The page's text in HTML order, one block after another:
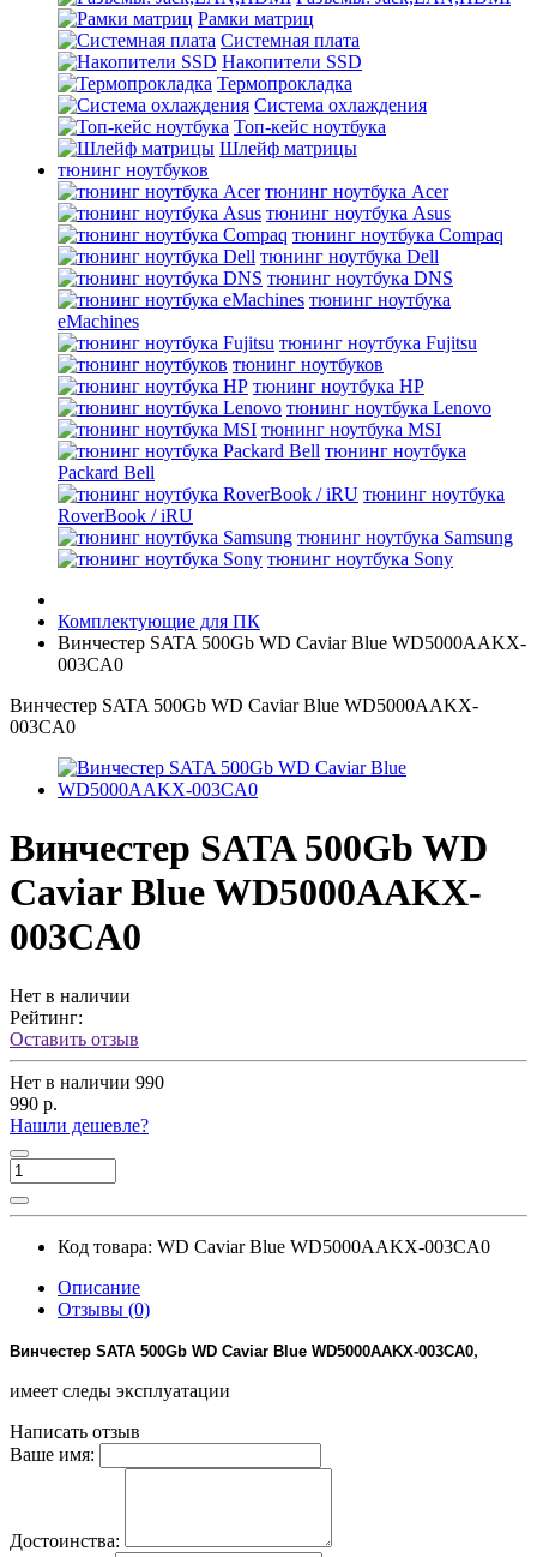
Рамки матриц
Системная плата
Накопители SSD
Термопрокладка
Система охлаждения
Топ-кейс ноутбука
Шлейф матрицы
тюнинг ноутбуков
тюнинг ноутбука Acer
тюнинг ноутбука Asus
тюнинг ноутбука Compaq
тюнинг ноутбука Dell
тюнинг ноутбука DNS
тюнинг ноутбука
eMachines
тюнинг ноутбука Fujitsu
тюнинг ноутбуков
тюнинг ноутбука HP
тюнинг ноутбука Lenovo
тюнинг ноутбука MSI
тюнинг ноутбука
Packard Bell
тюнинг ноутбука
RoverBook / iRU
тюнинг ноутбука Samsung
тюнинг ноутбука Sony
Комплектующие для ПК
Винчестер SATA 500Gb WD Caviar Blue WD5000AAKX-
003CA0
Винчестер SATA 500Gb WD Caviar Blue WD5000AAKX-
003CA0
Винчестер SATA 500Gb WD
Caviar Blue WD5000AAKX-
003CA0
Нет в наличии
Рейтинг:
Оставить отзыв
Нет в наличии 990
990 р.
Нашли дешевле?
Код товара: WD Caviar Blue WD5000AAKX-003CA0
Описание
Отзывы (0)
Винчестер SATA 500Gb WD Caviar Blue WD5000AAKX-003CA0,
имеет следы эксплуатации
Написать отзыв
Ваше имя:
Достоинства: